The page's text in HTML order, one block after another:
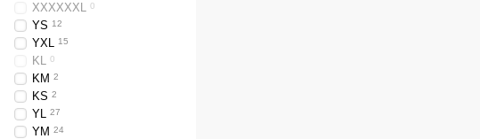
XXXXXXL 0
YS 12
YXL 15
KL 0
KM 2
KS 2
YL 27
YM 24